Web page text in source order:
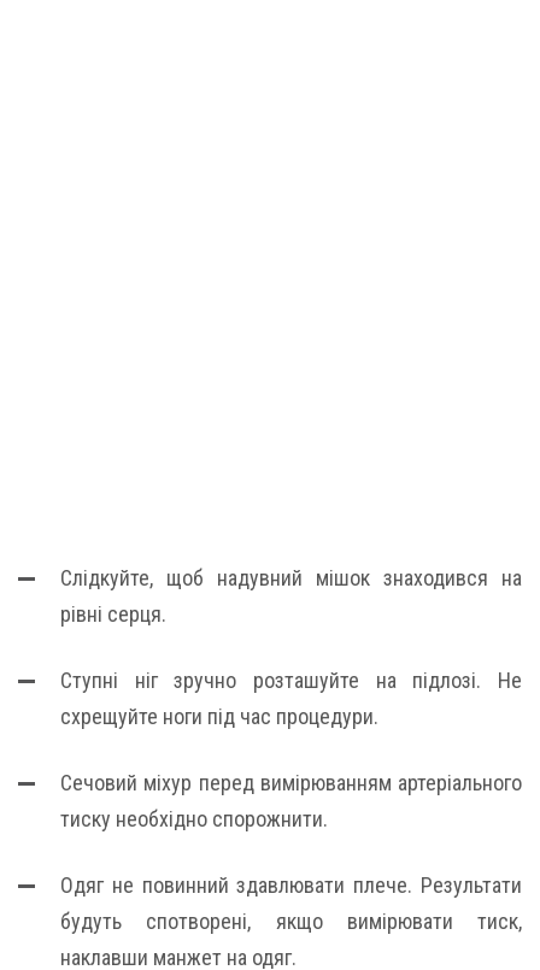
Слідкуйте, щоб надувний мішок знаходився на
рівні серця.
Ступні ніг зручно розташуйте на підлозі. Не
схрещуйте ноги під час процедури.
Сечовий міхур перед вимірюванням артеріального
тиску необхідно спорожнити.
Одяг не повинний здавлювати плече. Результати
будуть спотворені, якщо вимірювати тиск,
наклавши манжет на одяг.